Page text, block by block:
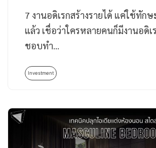
7 งานอดิเรกสร้างรายได้ แค่ใช้ทักษ
แล้ว เชื่อว่าใครหลายคนก็มีงานอดิเ
ชอบทำ…
Investment